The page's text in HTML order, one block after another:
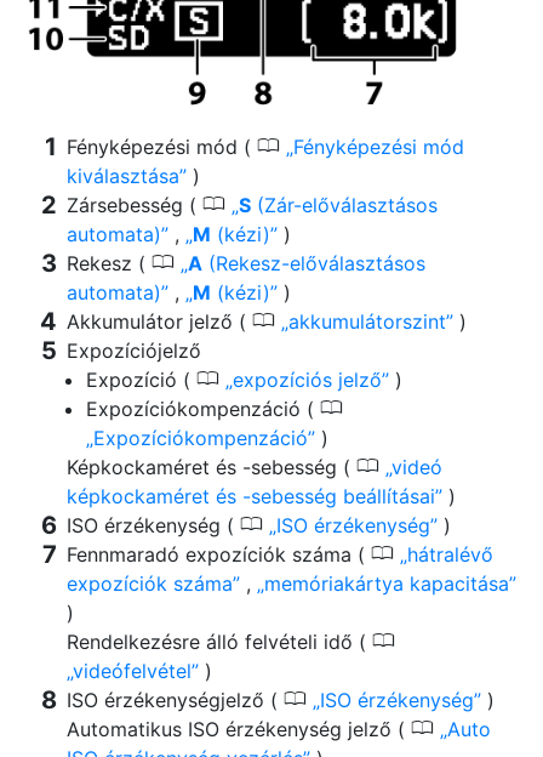
Fényképezési mód ( 0 Fényképezési mód
kiválasztása
)
Zársebesség ( 0 S (Zár-előválasztásos
automata)
, M (kézi)
)
Rekesz ( 0 A (Rekesz-előválasztásos
automata)
, M (kézi)
)
Akkumulátor jelző ( 0 akkumulátorszint
)
Expozíciójelző
Expozíció ( 0 expozíciós jelző
)
Expozíciókompenzáció ( 0
Expozíciókompenzáció
)
Képkockaméret és -sebesség ( 0 videó
képkockaméret és -sebesség beállításai
)
ISO érzékenység ( 0 ISO érzékenység
)
Fennmaradó expozíciók száma ( 0 hátralévő
expozíciók száma
,
memóriakártya kapacitása
)
Rendelkezésre álló felvételi idő ( 0
videófelvétel
)
ISO érzékenységjelző ( 0 ISO érzékenység
)
Automatikus ISO érzékenység jelző ( 0 Auto